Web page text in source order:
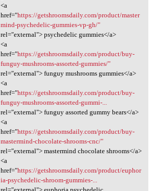
<a
href="https://getshroomsdaily.com/product/master
mind-psychedelic-gummies-vp-gh/"
rel="external"> psychedelic gummies</a>
<a
href="https://getshroomsdaily.com/product/buy-
funguy-mushrooms-assorted-gummies/"
rel="external"> funguy mushrooms gummies</a>
<a
href="https://getshroomsdaily.com/product/buy-
funguy-mushrooms-assorted-gummi-...
rel="external"> funguy assorted gummy bears</a>
<a
href="https://getshroomsdaily.com/product/buy-
mastermind-chocolate-shrooms-cnc/"
rel="external"> mastermind chocolate shrooms</a>
<a
href="https://getshroomsdaily.com/product/euphor
ia-psychedelic-shroom-gummies-...